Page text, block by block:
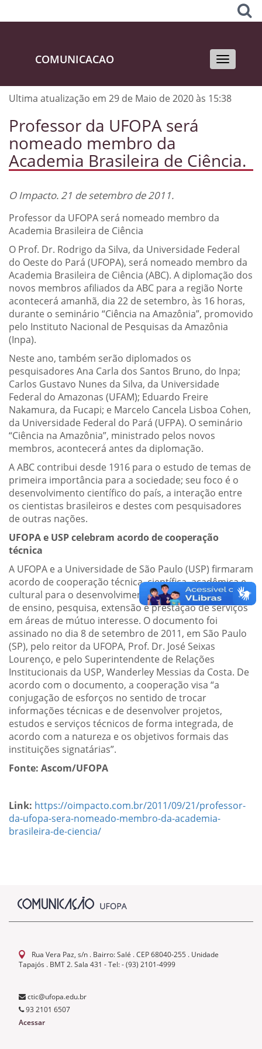
Toggle
COMUNICACAO
Ultima atualização em 29 de Maio de 2020 às 15:38
Professor da UFOPA será
nomeado membro da
Academia Brasileira de Ciência.
O Impacto. 21 de setembro de 2011.
Professor da UFOPA será nomeado membro da
Academia Brasileira de Ciência
O Prof. Dr. Rodrigo da Silva, da Universidade Federal
do Oeste do Pará (UFOPA), será nomeado membro da
Academia Brasileira de Ciência (ABC). A diplomação dos
novos membros afiliados da ABC para a região Norte
acontecerá amanhã, dia 22 de setembro, às 16 horas,
durante o seminário “Ciência na Amazônia”, promovido
pelo Instituto Nacional de Pesquisas da Amazônia
(Inpa).
Neste ano, também serão diplomados os
pesquisadores Ana Carla dos Santos Bruno, do Inpa;
Carlos Gustavo Nunes da Silva, da Universidade
Federal do Amazonas (UFAM); Eduardo Freire
Nakamura, da Fucapi; e Marcelo Cancela Lisboa Cohen,
da Universidade Federal do Pará (UFPA). O seminário
“Ciência na Amazônia”, ministrado pelos novos
membros, acontecerá antes da diplomação.
A ABC contribui desde 1916 para o estudo de temas de
primeira importância para a sociedade; seu foco é o
desenvolvimento científico do país, a interação entre
os cientistas brasileiros e destes com pesquisadores
de outras nações.
UFOPA e USP celebram acordo de cooperação
técnica
A UFOPA e a Universidade de São Paulo (USP) firmaram
acordo de cooperação técnica, científica, acadêmica e
cultural para o desenvolvimento de ações de caráter
de ensino, pesquisa, extensão e prestação de serviços
em áreas de mútuo interesse. O documento foi
assinado no dia 8 de setembro de 2011, em São Paulo
(SP), pelo reitor da UFOPA, Prof. Dr. José Seixas
Lourenço, e pelo Superintendente de Relações
Institucionais da USP, Wanderley Messias da Costa. De
acordo com o documento, a cooperação visa “a
conjugação de esforços no sentido de trocar
informações técnicas e de desenvolver projetos,
estudos e serviços técnicos de forma integrada, de
acordo com a natureza e os objetivos formais das
instituições signatárias”.
Fonte: Ascom/UFOPA
Link: https://oimpacto.com.br/2011/09/21/professor-
da-ufopa-sera-nomeado-membro-da-academia-
brasileira-de-ciencia/
Rua Vera Paz, s/n . Bairro: Salé . CEP 68040-255 . Unidade
Tapajós . BMT 2. Sala 431 - Tel: - (93) 2101-4999
ctic@ufopa.edu.br
93 2101 6507
Acessar